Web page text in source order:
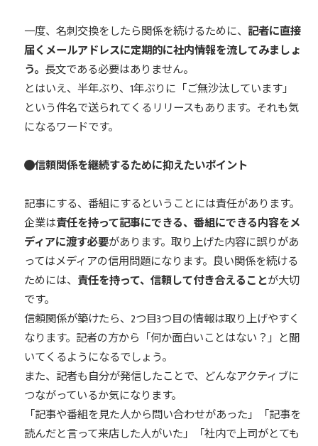
一度、名刺交換をしたら関係を続けるために、 記者に直接
届くメールアドレスに定期的に社内情報を流してみましょ
う。 長文である必要はありません。
とはいえ、半年ぶり、1年ぶりに「ご無沙汰しています」
という件名で送られてくるリリースもあります。それも気
になるワードです。
信頼関係を継続するために抑えたいポイント
記事にする、番組にするということには責任があります。
企業は責任を持って記事にできる、番組にできる内容をメ
ディアに渡す必要があります。取り上げた内容に誤りがあ
ってはメディアの信用問題になります。良い関係を続ける
ためには、 責任を持って、信頼して付き合えることが大切
です。
信頼関係が築けたら、2つ目3つ目の情報は取り上げやすく
なります。記者の方から「何か面白いことはない？」と聞
いてくるようになるでしょう。
また、記者も自分が発信したことで、どんなアクティブに
つながっているか気になります。
「記事や番組を見た人から問い合わせがあった」「記事を
読んだと言って来店した人がいた」「社内で上司がとても